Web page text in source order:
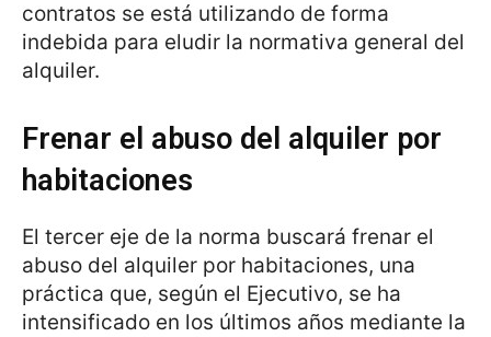
contratos se está utilizando de forma
indebida para eludir la normativa general del
alquiler.
Frenar el abuso del alquiler por
habitaciones
El tercer eje de la norma buscará frenar el
abuso del alquiler por habitaciones, una
práctica que, según el Ejecutivo, se ha
intensificado en los últimos años mediante la